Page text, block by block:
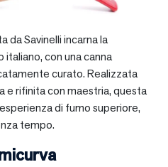
da Savinelli incarna la
italiano, con una canna
curato. Realizzata
e rifinita con maestria, questa
di fumo superiore,
tempo.